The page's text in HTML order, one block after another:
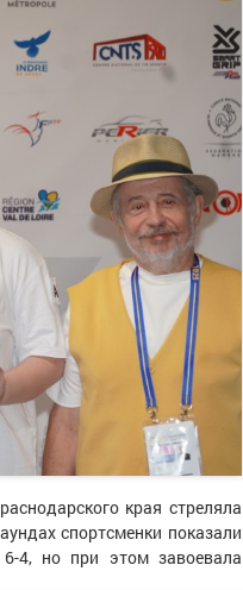
края стреляла
спортсменки показали
4, но при этом завоевала